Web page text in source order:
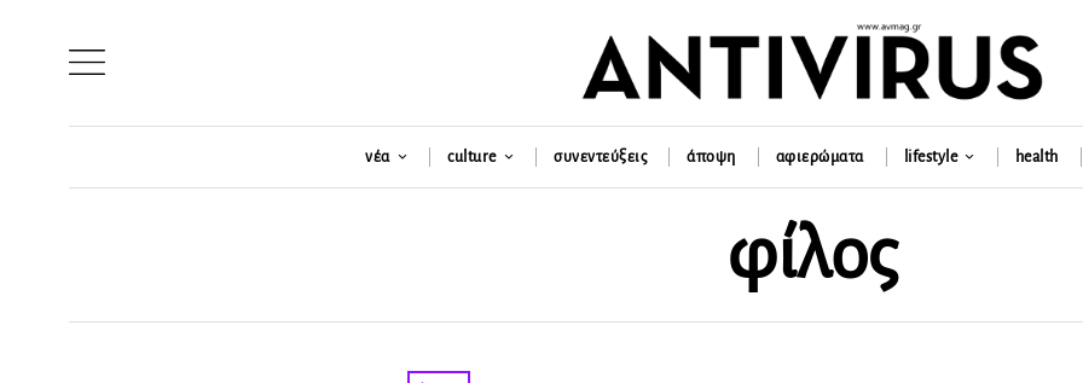
νέα culture συνεντεύξεις άποψη αφιερώματα lifestyle health
φίλος